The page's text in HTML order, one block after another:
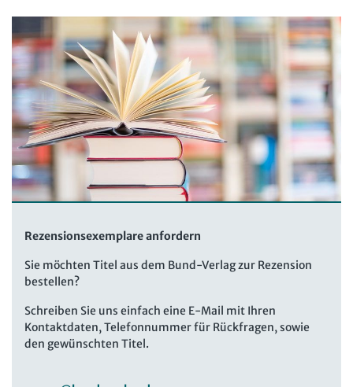
Rezensionsexemplare anfordern
Sie möchten Titel aus dem Bund-Verlag zur Rezension
bestellen?
Schreiben Sie uns einfach eine E-Mail mit Ihren
Kontaktdaten, Telefonnummer für Rückfragen, sowie
den gewünschten Titel.